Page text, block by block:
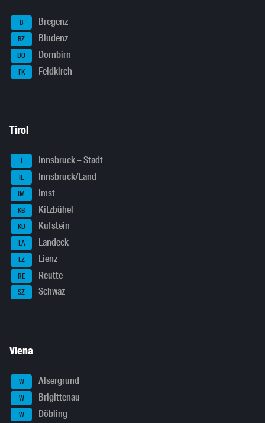
B Bregenz
BZ Bludenz
DO Dornbirn
FK Feldkirch
Tirol
I Innsbruck – Stadt
IL Innsbruck/Land
IM Imst
KB Kitzbühel
KU Kufstein
LA Landeck
LZ Lienz
RE Reutte
SZ Schwaz
Viena
W Alsergrund
W Brigittenau
W Döbling